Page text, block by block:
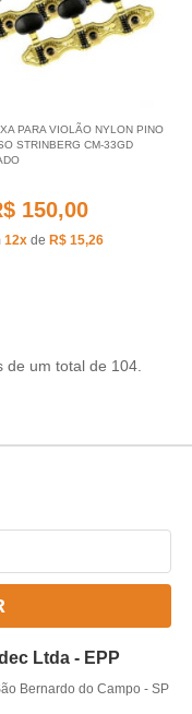
PARA VIOLÃO NYLON PINO
STRINBERG CM-33GD
150,00
12x de R$ 15,26
um total de 104.
Ltda - EPP
Bernardo do Campo -SP